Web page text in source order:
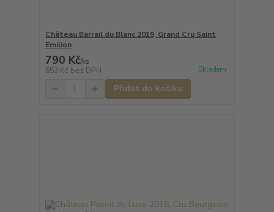
Château Barrail du Blanc 2019, Grand Cru Saint
Emilion
790 Kč/ks
653 Kč bez DPH Skladem
Přidat do košíku